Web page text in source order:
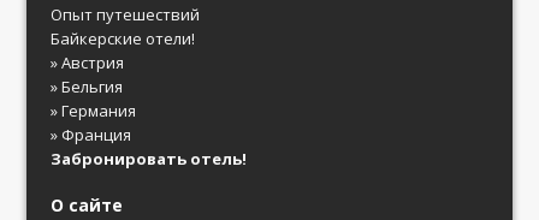
Опыт путешествий
Байкерские отели!
» Австрия
» Бельгия
» Германия
» Франция
Забронировать отель!
О сайте